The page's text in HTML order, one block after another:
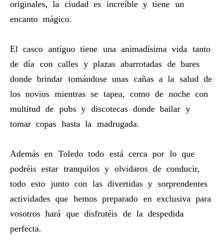
originales, la ciudad es increíble y tiene un
encanto mágico.
El casco antiguo tiene una animadísima vida tanto
de día con calles y plazas abarrotadas de bares
donde brindar tomándose unas cañas a la salud de
los novios mientras se tapea, como de noche con
multitud de pubs y discotecas donde bailar y
tomar copas hasta la madrugada.
Además en Toledo todo está cerca por lo que
podréis estar tranquilos y olvidaros de conducir,
todo esto junto con las divertidas y sorprendentes
actividades que hemos preparado en exclusiva para
vosotros hará que disfrutéis de la despedida
perfecta.